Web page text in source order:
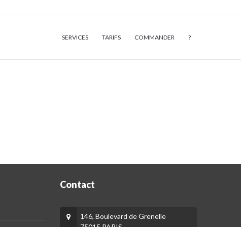
SERVICES TARIFS COMMANDER ?
Contact
146, Boulevard de Grenelle